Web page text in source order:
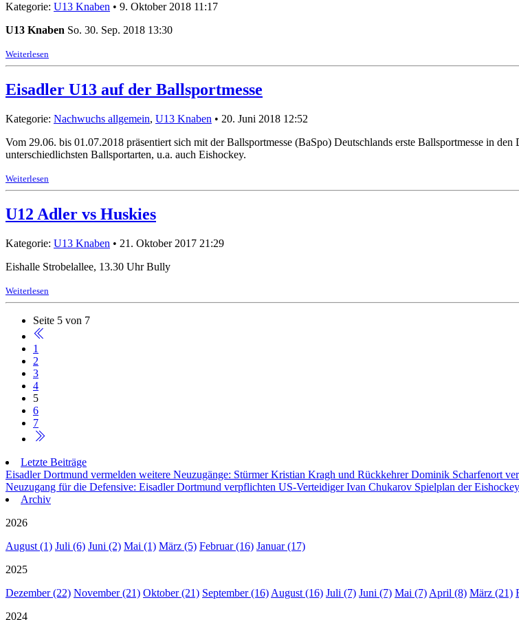
Kategorie: U13 Knaben • 9. Oktober 2018 11:17
U13 Knaben So. 30. Sep. 2018 13:30
Weiterlesen
Eisadler U13 auf der Ballsportmesse
Kategorie: Nachwuchs allgemein, U13 Knaben • 20. Juni 2018 12:52
Vom 29.06. bis 01.07.2018 präsentiert sich mit der Ballsportmesse (BaSpo) Deutschlands erste Ballsportmesse in
unterschiedlichsten Ballsportarten, u.a. auch Eishockey.
Weiterlesen
U12 Adler vs Huskies
Kategorie: U13 Knaben • 21. Oktober 2017 21:29
Eishalle Strobelallee, 13.30 Uhr Bully
Weiterlesen
Seite 5 von 7
1
2
3
4
5
6
7
Letzte Beiträge
Eisadler Dortmund vermelden weitere Neuzugänge: Stürmer Kristian Kragh und Rückkehrer Dominik Scharfenort
Neuzugang für die Defensive: Eisadler Dortmund verpflichten US-Verteidiger Ivan Chukarov Spielplan der
Archiv
2026
August (1) Juli (6) Juni (2) Mai (1) März (5) Februar (16) Januar (17)
2025
Dezember (22) November (21) Oktober (21) September (16)August (16) Juli (7) Juni (7) Mai (7)April (8) März (21)
2024